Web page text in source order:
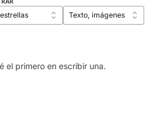
el primero en escribir una.